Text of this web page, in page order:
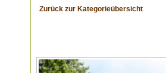
Zurück zur Kategorieübersicht